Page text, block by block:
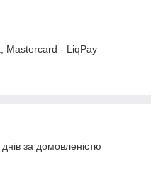
Mastercard - LiqPay
за домовленістю